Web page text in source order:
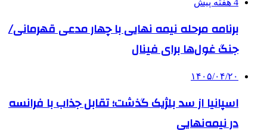
4 هفته پیش
برنامه مرحله نیمه نهایی با چهار مدعی قهرمانی/
جنگ غول‌ها برای فینال
۱۴۰۵/۰۴/۲۰
اسپانیا از سد بلژیک گذشت؛ تقابل جذاب با فرانسه
در نیمه‌نهایی